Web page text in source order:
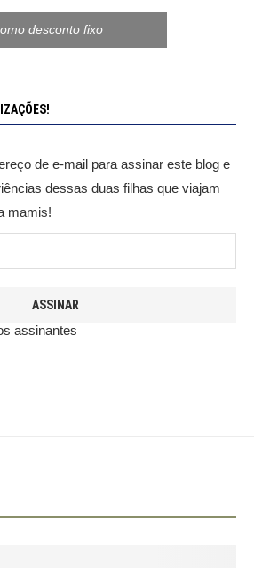
desconto fixo
de e-mail para assinar este blog e
dessas duas filhas que viajam
mamis!
ASSINAR
assinantes